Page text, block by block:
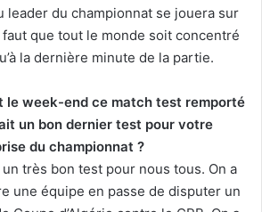
leader du championnat se jouera sur
que tout le monde soit concentré
la dernière minute de la partie.
le week-end ce match test remporté
un bon dernier test pour votre
du championnat ?
un très bon test pour nous tous. On a
une équipe en passe de disputer un